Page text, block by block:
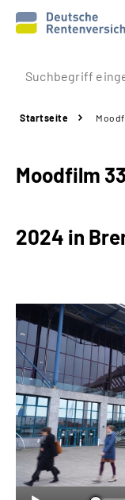
Prävention
Rente
Über uns & Presse
Online-Services
Suche
Language
Inhalte in
Startseite
Moodfilm
2024 in